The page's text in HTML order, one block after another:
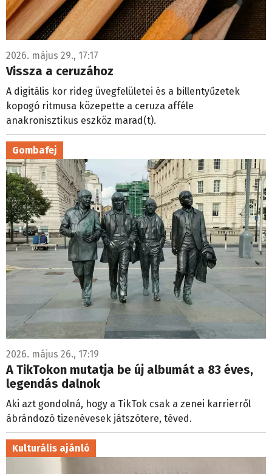
2026. május 29., 17:17
Vissza a ceruzához
A digitális kor rideg üvegfelületei és a billentyűzetek
kopogó ritmusa közepette a ceruza afféle
anakronisztikus eszköz marad(t).
Gombafej
2026. május 26., 17:19
A TikTokon mutatja be új albumát a 83 éves,
legendás dalnok
Aki azt gondolná, hogy a TikTok csak a zenei karrierről
ábrándozó tizenévesek játszótere, téved.
Kulturális ajánló